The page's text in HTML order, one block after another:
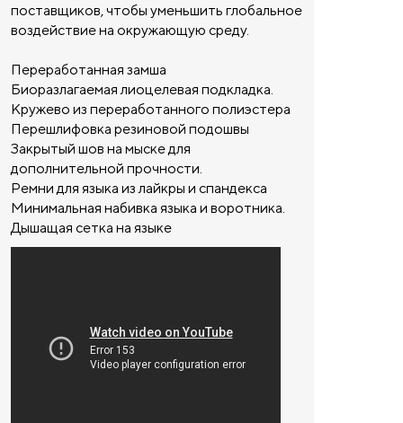
поставщиков, чтобы уменьшить глобальное
воздействие на окружающую среду.
Переработанная замша
Биоразлагаемая лиоцелевая подкладка.
Кружево из переработанного полиэстера
Перешлифовка резиновой подошвы
Закрытый шов на мыске для
дополнительной прочности.
Ремни для языка из лайкры и спандекса
Минимальная набивка языка и воротника.
Дышащая сетка на языке